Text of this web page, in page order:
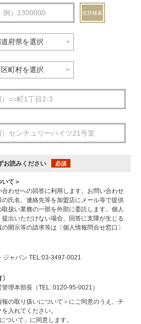
住所検索
お読みください 必須
いて＞
わせへの回答に利用します。お問い合わせ
氏名、連絡先等を加盟店にメール等で提供
扱い業務の一部を外部に委託します。個人
出いただけない場合、回答に支障が生じる
開示等の請求等は〔個人情報問合せ窓口〕
ジャパン TEL:03-3497-0021
理本部長（TEL: 0120-95-0021）
の取り扱いについて＞にご同意のうえ、チ
入れてください。
ついて」に同意します。